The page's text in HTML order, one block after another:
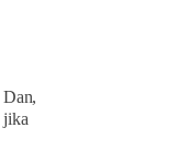
jika